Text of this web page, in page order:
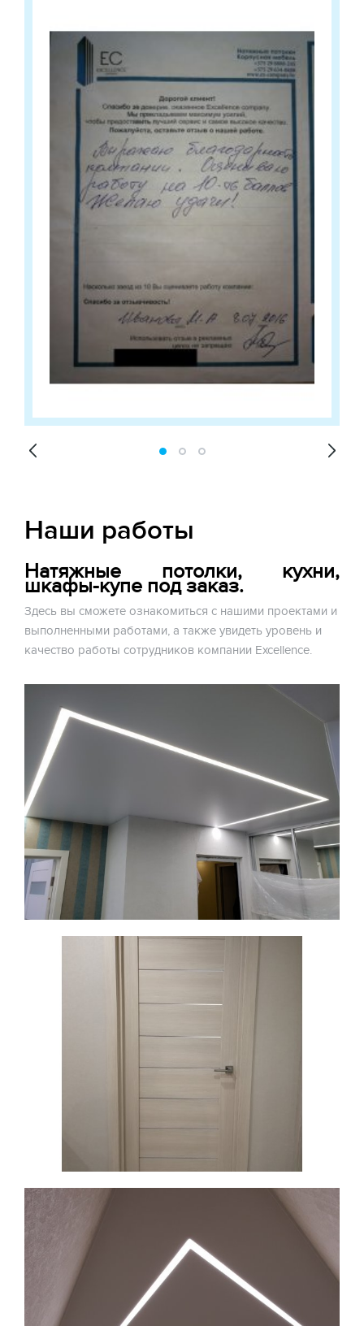
Наши работы
Натяжные потолки, кухни,
шкафы-купе под заказ.
Здесь вы сможете ознакомиться с нашими проектами и
выполненными работами, а также увидеть уровень и
качество работы сотрудников компании Excellence.